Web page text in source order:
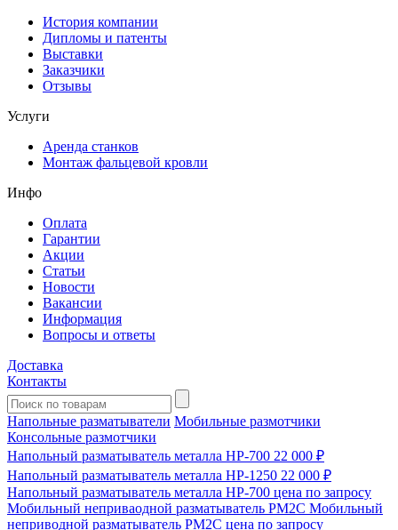
История компании
Дипломы и патенты
Выставки
Заказчики
Отзывы
Услуги
Аренда станков
Монтаж фальцевой кровли
Инфо
Оплата
Гарантии
Акции
Статьи
Новости
Вакансии
Информация
Вопросы и ответы
Доставка
Контакты
Напольные разматыватели Мобильные размотчики
Консольные размотчики
Напольный разматыватель металла HP-700 22 000 ₽
Напольный разматыватель металла HP-1250 22 000 ₽
Напольный разматыватель металла HP-700 цена по запросу
Мобильный непривaодной разматыватель РМ2С Мобильный
неприводной разматыватель РМ2С цена по запросу